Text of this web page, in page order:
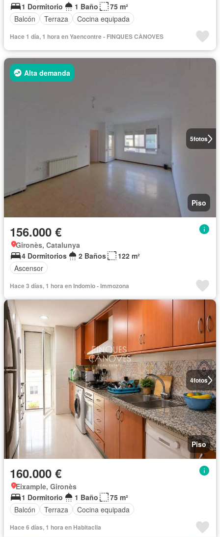
1 Dormitorio
1 Baño
75 m²
Balcón
Terraza Cocina equipada
Hace 1 día, 1 hora en Yaencontre - FINQUES CÀNOVES
5fotos
Alta demanda
Piso
156.000 €
Gironès, Catalunya
4 Dormitorios
2 Baños
122 m²
Ascensor
Hace 3 días, 1 hora en Indomio - Immozona
4fotos
Piso
160.000 €
Eixample, Gironès
1 Dormitorio
1 Baño
75 m²
Balcón
Terraza Cocina equipada
Hace 6 días, 1 hora en Habitaclia